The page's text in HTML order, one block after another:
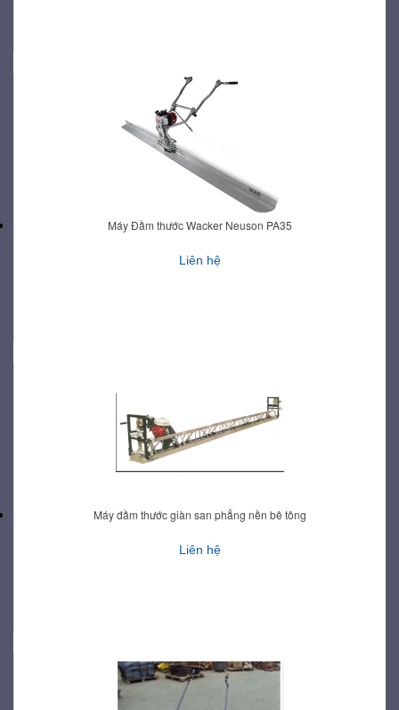
Máy Đầm thước Wacker Neuson PA35
Liên hệ
Máy đầm thước giàn san phẳng nền bê tông
Liên hệ